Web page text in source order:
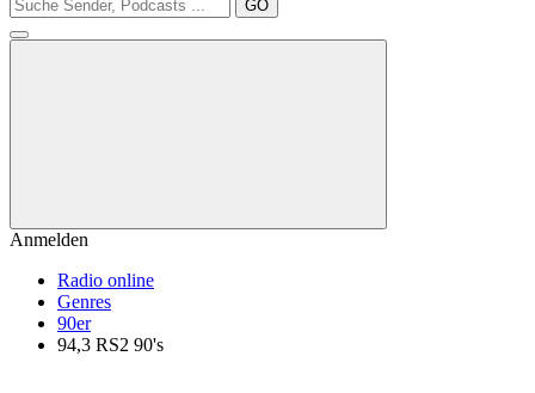
GO
Anmelden
Radio online
Genres
90er
94,3 RS2 90's